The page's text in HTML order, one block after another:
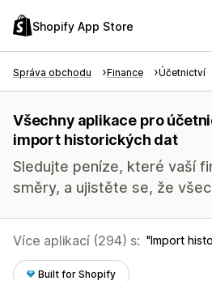
Shopify App Store
Správa obchodu Finance Účetnictví
Všechny aplikace pro
import historických dat
Sledujte peníze, které vaší
směry, a ujistěte se, že
Více aplikací (294) s: Import
Built for Shopify